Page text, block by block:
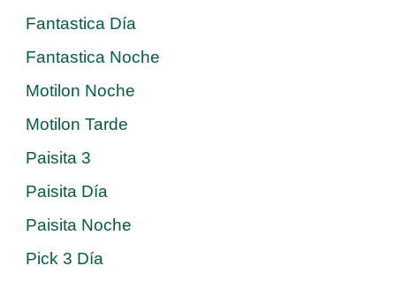
Fantastica Día
Fantastica Noche
Motilon Noche
Motilon Tarde
Paisita 3
Paisita Día
Paisita Noche
Pick 3 Día